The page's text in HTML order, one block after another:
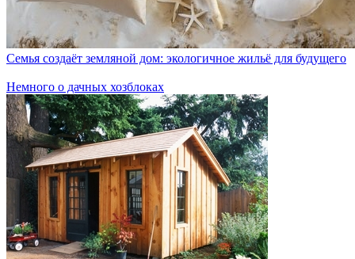
Семья создаёт земляной дом: экологичное жильё для будущего
Немного о дачных хозблоках